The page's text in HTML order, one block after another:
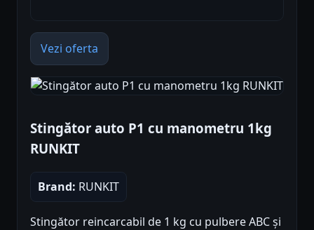
Vezi oferta
Stingător auto P1 cu manometru 1kg
RUNKIT
Brand: RUNKIT
Stingător reincarcabil de 1 kg cu pulbere ABC și